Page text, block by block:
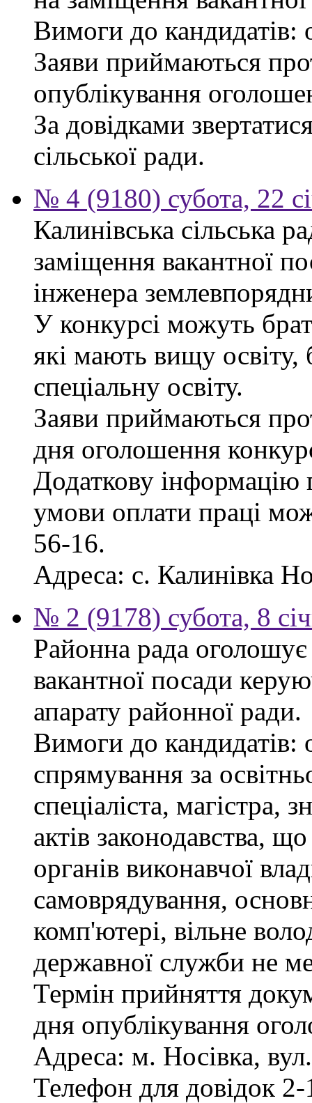
Вимоги до кандидатів:
Заяви приймаються
опублікування
За довідками
сільської ради.
№ 4 (9180) субота, 22
Калинівська сільська
заміщення вакантної
інженера
У конкурсі можуть
які мають вищу освіту,
спеціальну освіту.
Заяви приймаються
дня оголошення
Додаткову інформацію
умови оплати праці
56-16.
Адреса: с. Калинівка
№ 2 (9178) субота, 8
Районна рада
вакантної посади
апарату районної ради.
Вимоги до кандидатів:
спрямування за
спеціаліста, магістра,
актів законодавства,
органів виконавчої
самоврядування,
комп'ютері, вільне
державної служби не
Термін прийняття
дня опублікування
Адреса: м. Носівка,
Телефон для довідок